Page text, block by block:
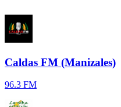
Caldas FM (Manizales)
96.3 FM